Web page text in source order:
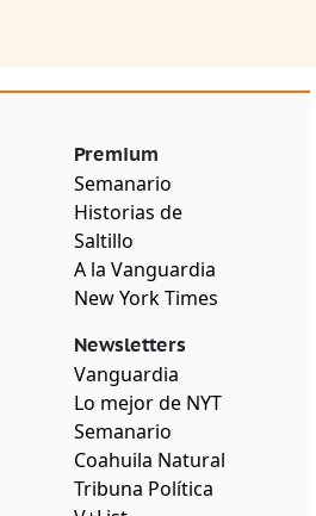
Premium
Semanario
Historias de
Saltillo
A la Vanguardia
New York Times
Newsletters
Vanguardia
Lo mejor de NYT
Semanario
Coahuila Natural
Tribuna Política